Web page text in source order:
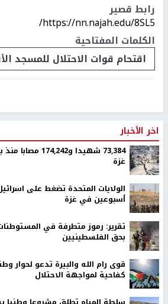
رابط قصير
https://nn.najah.edu/8SL5/
الكلمات المفتاحية
اقتحام قوات الاحتلال للمسجد
اخر الأخبار
73,384 شهيدا
غزة
الولايات المتحدة تضغط على
أسبوعين في غزة
تقرير: رموز متطرفة في
بحق الفلسطينيين
قوى رام الله والبيرة تدعو لحوار
كفاحية لمواجهة الاحتلال